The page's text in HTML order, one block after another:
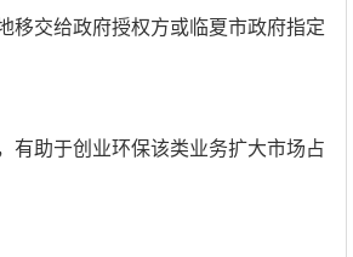
移交给政府授权方或临夏市政府指定
有助于创业环保该类业务扩大市场占